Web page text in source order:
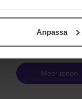
Anpassa
Pagina 1 van 13
Meer tonen